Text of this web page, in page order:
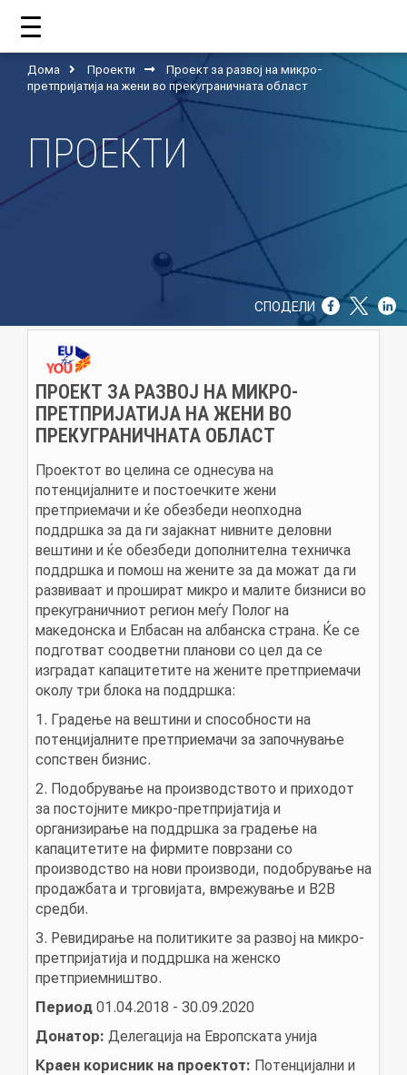
ДОМА
ЗА НАС
ГОДИШНИ ИЗВЕШТАИ
ИСО 9001
ЕВОЛВ
ИСТРАЖУВАЊА
ПРОЕКТИ
УСЛУГИ
КАТАЛОГ НА УСЛУГИ
ПОВИЦИ
АКТУЕЛНИ ПОВИЦИ
АРХИВА
ИНИЦИЈАТИВИ
ПОСТАПКА
ПОДНЕСИ ИНИЦИЈАТИВА
ПОДДРЖИ ИНИЦИЈАТИВА
Дома Проекти
Проект за развој на микро-
претпријатиja на жени во прекуграничната област
ПРОЕКТИ
СПОДЕЛИ
ПРОЕКТ ЗА РАЗВОЈ НА МИКРО-
ПРЕТПРИЈАТИJA НА ЖЕНИ ВО
ПРЕКУГРАНИЧНАТА ОБЛАСТ
Проектот во целина се однесува на
потенцијалните и постоечките жени
претприемачи и ќе обезбеди неопходна
поддршка за да ги зајакнат нивните деловни
вештини и ќе обезбеди дополнителна техничка
поддршка и помош на жените за да можат да ги
развиваат и прошират микро и малите бизниси во
прекуграничниот регион меѓу Полог на
македонска и Елбасан на албанска страна. Ќе се
подготват соодветни планови со цел да се
изградат капацитетите на жените претприемачи
околу три блока на поддршка:
1. Градење на вештини и способности на
потенцијалните претприемачи за започнување
сопствен бизнис.
2. Подобрување на производството и приходот
за постојните микро-претпријатија и
организирање на поддршка за градење на
капацитетите на фирмите поврзани со
производство на нови производи, подобрување на
продажбата и трговијата, вмрежување и B2B
средби.
3. Ревидирање на политиките за развој на микро-
претпријатија и поддршка на женско
претприемништво.
Период01.04.2018 - 30.09.2020
Донатор: Делегација на Европската унија
Краен корисник на проектот: Потенцијални и